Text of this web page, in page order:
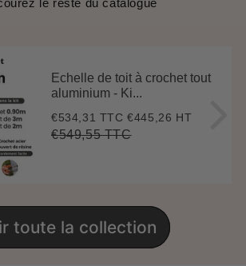
Echelle de toit à crochet tout
aluminium - Ki...
Prix
réduit
€534,31 TTC€534,31
€445,26 HT
Prix
€549,55 TTC€549,55
toute la collection